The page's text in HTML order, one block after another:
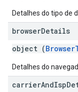
Detalhes do tipo de
browserDetails
object (
Detalhes do
carrierAndIsp